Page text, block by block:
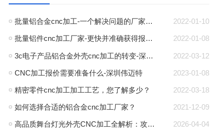
2022-01-10
批量铝合金cnc加工-一个解决问题的厂家-深圳伟迈特
2022-01-08
批量铝件cnc加工厂家-更快并准确获得报价-深圳伟迈特
2022-03-12
3c电子产品铝合金外壳cnc加工的转变-深圳伟迈特
2023-01-08
CNC加工报价需要准备什么-深圳伟迈特
2022-03-18
精密零件cnc加工加工工艺，您了解多少？
2021-12-09
如何选择合适的铝合金cnc加工厂家？
2026-04-04
高品质舞台灯光外壳CNC加工全解析：攻克散热与精度难题的厂家推荐